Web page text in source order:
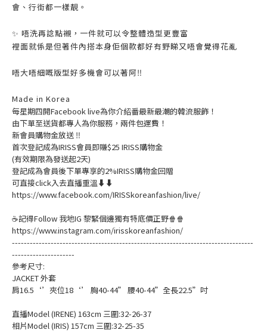
會、行街都一樣靚。
✨ 唔洗再諗點襯，一件就可以令整體造型更豐富
裡面就係是但著件內搭本身佢個款都好有野睇又唔會覺得花亂
唔大唔細嘅版型好多機會可以著阿‼️
Made in Korea
每星期四開Facebook live為你介紹番最新最潮的韓流服飾！
由下單至送貨都專人為你服務，兩件包運費！
新會員購物金放送 ‼️
首次登記成為IRISS會員即賺$25 IRISS購物金
(有效期限為發送起2天)
登記成為會員後下單專享的2%IRISS購物金回贈
可直接click入去直播重溫⬇⬇
https://www.facebook.com/IRISSkoreanfashion/live/
☕記得Follow 我地IG 黎緊個邊獨有特底價正野🍿🍿
https://www.instagram.com/irisskoreanfashion/
---------------------------------------------------------------------------------
---------------------
參考尺寸:
JACKET 外套
肩16.5‘’夾位18‘’ 胸40-44” 腰40-44”全長22.5”吋
直播Model (IRENE) 163cm 三圍:32-26-37
相片Model (IRIS) 157cm 三圍:32-25-35